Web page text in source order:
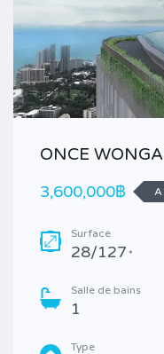
ONCE
3,600,000฿
A
Surface
28/127 *
Salle de bains
1
Type